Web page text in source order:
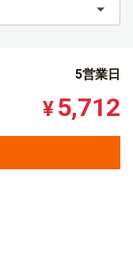
5営業日
¥ 5,712